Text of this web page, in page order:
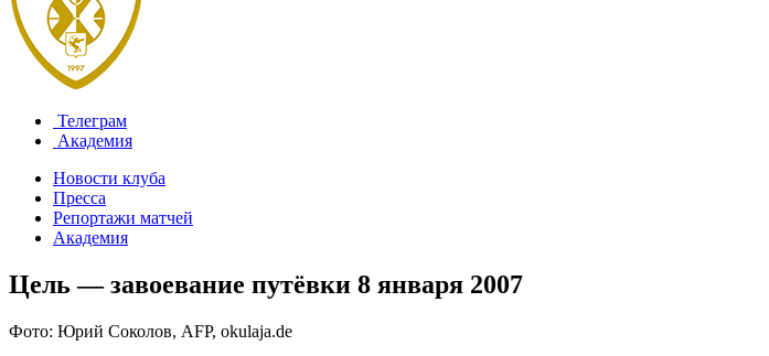
Телеграм
Академия
Новости клуба
Пресса
Репортажи матчей
Академия
Цель — завоевание путёвки 8 января 2007
Фото: Юрий Соколов, AFP, okulaja.de